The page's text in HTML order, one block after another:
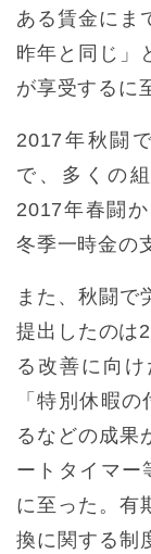
ある賃金にま
昨年と同じ」
が享受するに
2017年秋闘
で、多くの
2017年春闘
冬季一時金の
また、秋闘で
提出したのは
る改善に向
「特別休暇
るなどの成果
ートタイマー
に至った。有
換に関する制